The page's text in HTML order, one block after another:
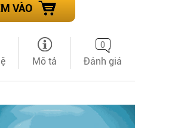
VÀO
Mô tả
0
Đánh giá